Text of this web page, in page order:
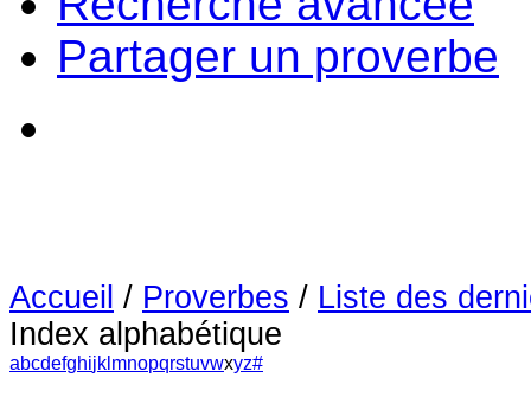
Partager un proverbe
Accueil / Proverbes / Liste des
Index alphabétique
abcdefghijk mnopqrstuvwxyz#